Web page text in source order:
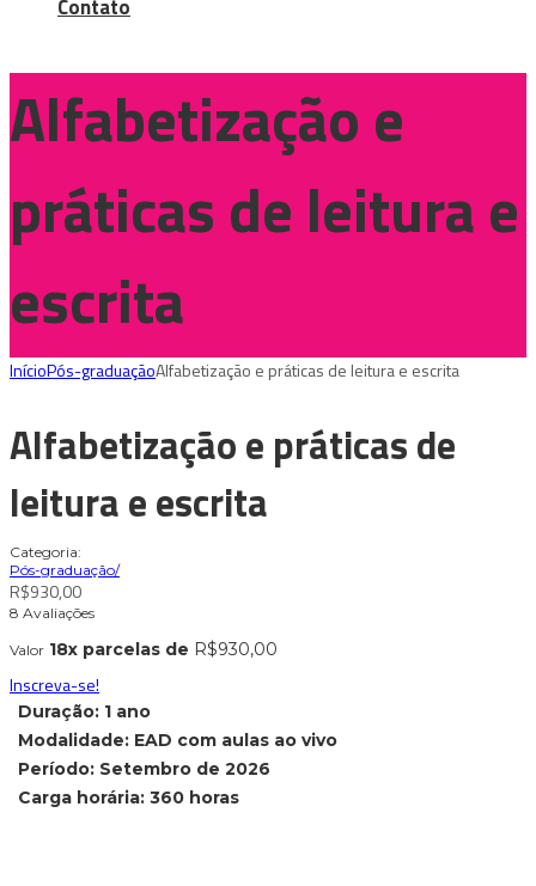
Contato
Alfabetização e
práticas de leitura e
escrita
InícioPós-graduaçãoAlfabetização e práticas de leitura e escrita
Alfabetização e práticas de
leitura e escrita
Categoria:
Pós-graduação/
R$930,00
8 Avaliações
Valor 18x parcelas de R$930,00
Inscreva-se!
Duração: 1 ano
Modalidade: EAD com aulas ao vivo
Período: Setembro de 2026
Carga horária: 360 horas